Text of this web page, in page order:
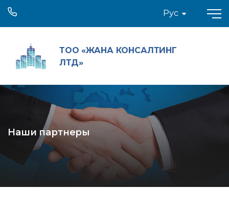
ТОО «ЖАНА КОНСАЛТИНГ
ЛТД»
Рус
Наши партнеры